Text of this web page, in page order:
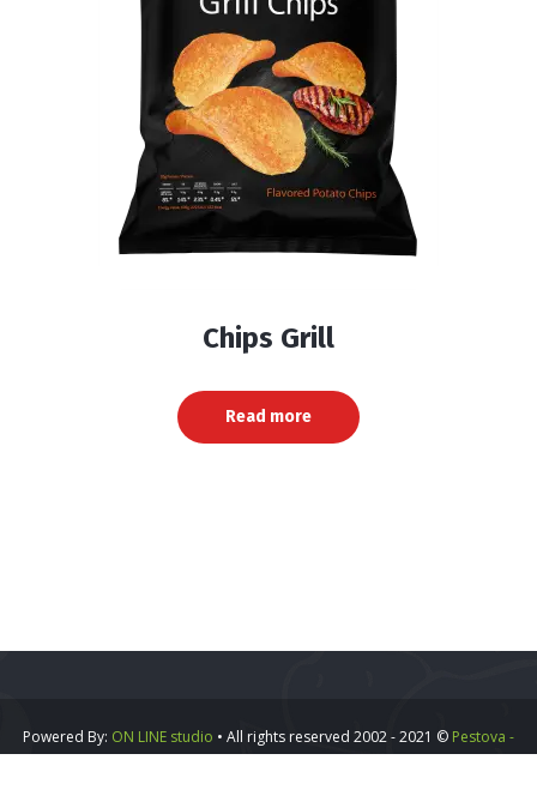
Chips Grill
Read more
Powered By: ON LINE studio • All rights reserved 2002 - 2021 © Pestova -